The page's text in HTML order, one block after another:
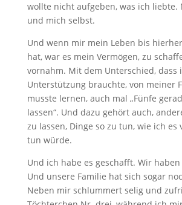
wollte nicht aufgeben, was ich liebte.
und mich selbst.
Und wenn mir mein Leben bis
hat, war es mein Vermögen, zu
vornahm. Mit dem Unterschied, dass
Unterstützung brauchte, von meiner
musste lernen, auch mal „Fünfe
lassen“. Und dazu gehört auch,
zu lassen, Dinge so zu tun, wie ich
tun würde.
Und ich habe es geschafft. Wir
Und unsere Familie hat sich sogar
Neben mir schlummert selig und